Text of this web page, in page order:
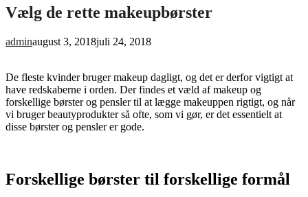
Vælg de rette makeupbørster
adminaugust 3, 2018juli 24, 2018
De fleste kvinder bruger makeup dagligt, og det er derfor vigtigt at
have redskaberne i orden. Der findes et væld af makeup og
forskellige børster og pensler til at lægge makeuppen rigtigt, og når
vi bruger beautyprodukter så ofte, som vi gør, er det essentielt at
disse børster og pensler er gode.
Forskellige børster til forskellige formål